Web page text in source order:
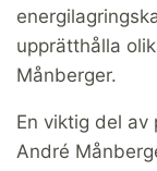
upprätthålla
Månberger.
En viktig del
André